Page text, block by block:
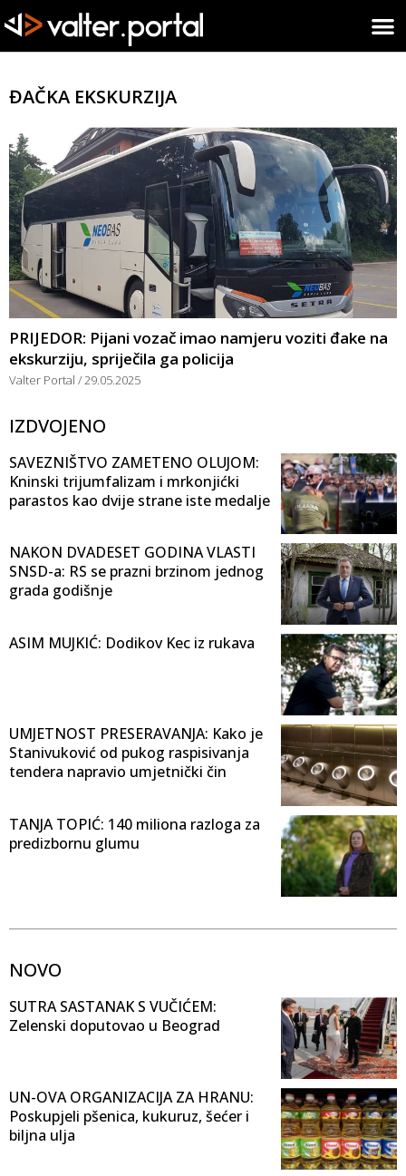
ĐAČKA EKSKURZIJA
PRIJEDOR: Pijani vozač imao namjeru voziti đake na
ekskurziju, spriječila ga policija
Valter Portal 29.05.2025
IZDVOJENO
SAVEZNIŠTVO ZAMETENO OLUJOM:
Kninski trijumfalizam i mrkonjićki
parastos kao dvije strane iste medalje
NAKON DVADESET GODINA VLASTI
SNSD-a: RS se prazni brzinom jednog
grada godišnje
ASIM MUJKIĆ: Dodikov Kec iz rukava
UMJETNOST PRESERAVANJA: Kako je
Stanivuković od pukog raspisivanja
tendera napravio umjetnički čin
TANJA TOPIĆ: 140 miliona razloga za
predizbornu glumu
NOVO
SUTRA SASTANAK S VUČIĆEM:
Zelenski doputovao u Beograd
UN-OVA ORGANIZACIJA ZA HRANU:
Poskupjeli pšenica, kukuruz, šećer i
biljna ulja